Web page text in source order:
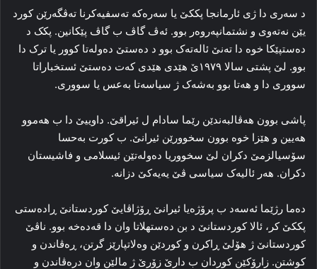
د سه‌ری دا ژی ئارمانجا پککێ یا سه‌ره‌که‌ ته‌سفیه‌کرنا ته‌ڤگه‌رێن کورد
یێن نه‌ته‌وی و نشتمانپه‌روه‌ر بوو. ئه‌ڤ گاڤ ب گاڤ پێکانین. پکک د
ده‌ستپێکا خوه‌ دا ته‌نێ ئالەتەک بوو د ده‌ستێ ده‌وله‌تا کوور یا ترک دا
بوو. لێ پشتی سالا ۱۹۷۹ێ هێدی هێدی که‌ت ده‌ستێ ئستخباراتا
سووری دا و هه‌تا بوو به‌شه‌ک ژ سیاسه‌تا بەعس یا سووری.
پاشی بوون هه‌ڤالبه‌ندێن رێما سادام ل ئیراقێ. داوییێ دا ب هه‌موو
هه‌یین و هێزا خوه‌ بوون سخوورێن ئیرانێ. ب کورت به‌حسا
سۆسیالزمێ دکران لێ سخووریا ده‌وله‌تێن ئیسلامی و فاشیستان
دکران. هه‌ر ئالیه‌ک سیاسی ڤێ یه‌یەکێ دزانە.
ده‌ما رژێما ئه‌سەد ب پرۆژه‌یا ئیرانێ ڕۆژاڤایێ کوردستانێ ڕاده‌ستی
پککێ کر، ئالا کوردستانێ د بن ده‌ستهلاتا وان دا قه‌ده‌خه‌ بوو. ناڤێ
کوردستانێ ژ هۆلێ ڕاکرن و کوردێن وه‌لاتپارێز گرتن، ڕه‌ڤاندن و
کوشتن. زارۆکێن کوردان ب دارێ زۆرێ ژ مالێن وان دره‌ڤاندن و